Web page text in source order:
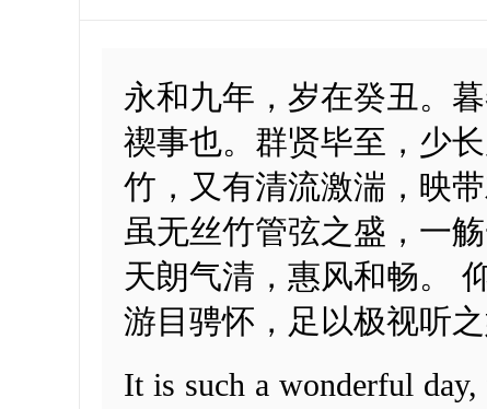
永和九年，岁在癸丑。
禊事也。群贤毕至，少
竹，又有清流激湍，映
虽无丝竹管弦之盛，一
天朗气清，惠风和畅。
游目骋怀，足以极视听之
It is such a wonderful